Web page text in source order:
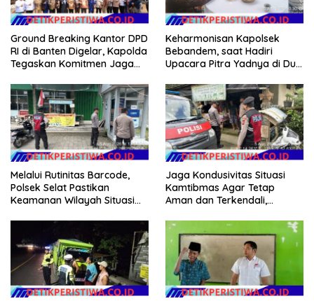
Ground Breaking Kantor DPD
RI di Banten Digelar, Kapolda
Tegaskan Komitmen Jaga
Keharmonisan Kapolsek
Bebandem, saat Hadiri
Upacara Pitra Yadnya di Dua
Melalui Rutinitas Barcode,
Polsek Selat Pastikan
Keamanan Wilayah Situasi
Jaga Kondusivitas Situasi
Kamtibmas Agar Tetap
Aman dan Terkendali,
Gelar Patroli Dialogis